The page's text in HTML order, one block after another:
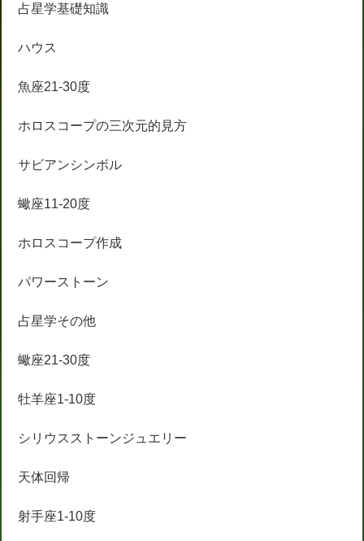
占星学基礎知識
ハウス
魚座21-30度
ホロスコープの三次元的見方
サビアンシンボル
蠍座11-20度
ホロスコープ作成
パワーストーン
占星学その他
蠍座21-30度
牡羊座1-10度
シリウスストーンジュエリー
天体回帰
射手座1-10度